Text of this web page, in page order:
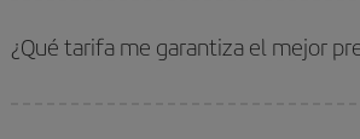
estén disponibles o se vayan agotando. Por
¿Qué tarifa me garantiza el mejor